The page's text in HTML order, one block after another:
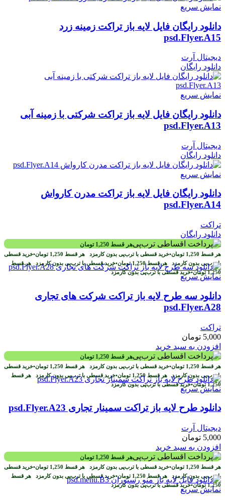
نمایش سریع
دانلود رایگان فایل لایه باز تراکت زمینه زرد
psd.Flyer.A15
دیجیتال آرت
دانلود رایگان
نمایش سریع
دانلود رایگان فایل لایه باز تراکت شرکتی با زمینه آبی
psd.Flyer.A13
دیجیتال آرت
دانلود رایگان
نمایش سریع
دانلود رایگان فایل لایه باز تراکت مدرن کارواش
psd.Flyer.A14
تراکت
دانلود رایگان
هر قسط 1,250 تومان
هر قسط 1,250 تومان•خرید قسطی با ترب‌پی بدون کارمزد هر قسط 1,250 تومان•خرید قسطی
با ترب‌پی بدون کارمزد هر قسط1,250 تومان•خرید قسطی با ترب‌پی بدون کارمزد هر قسط
1,250 تومان•خرید قسطی با ترب‌پی بدون کارمزدنمایش سریع
دانلود سه طرح لايه باز تراکت شرکت های تجاری
psd.Flyer.A28
تراکت
5,000 تومان
افزودن به سبد خرید
هر قسط 1,250 تومان
هر قسط 1,250 تومان•خرید قسطی با ترب‌پی بدون کارمزد هر قسط 1,250 تومان•خرید قسطی
با ترب‌پی بدون کارمزد هر قسط 1,250 تومان•خرید قسطی با ترب‌پی بدون کارمزد هر قسط
1,250 تومان•خرید قسطی با ترب‌پی بدون کارمزدنمایش سریع
دانلود طرح لايه باز تراکت سمینار تجاری psd.Flyer.A23
دیجیتال آرت
5,000 تومان
افزودن به سبد خرید
هر قسط 1,250 تومان
هر قسط 1,250 تومان•خرید قسطی با ترب‌پی بدون کارمزد هر قسط 1,250 تومان•خرید قسطی
با ترب‌پی بدون کارمزد هر قسط 1,250 تومان•خرید قسطی با ترب‌پی بدون کارمزد هر قسط
1,250 تومان•خرید قسطی با ترب‌پی بدون کارمزدنمایش سریع